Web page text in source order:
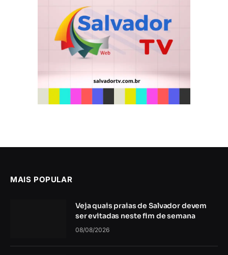
MAIS POPULAR
Veja quais praias de Salvador devem
ser evitadas neste fim de semana
08/08/2026